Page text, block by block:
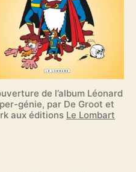
de l’album Léonard
génie, par De Groot et
aux éditions Le Lombart